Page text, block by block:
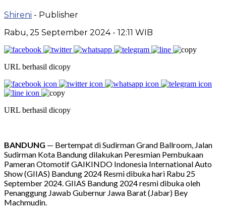
Shireni - Publisher
Rabu, 25 September 2024 - 12:11 WIB
URL berhasil dicopy
URL berhasil dicopy
BANDUNG — Bertempat di Sudirman Grand Ballroom, Jalan
Sudirman Kota Bandung dilakukan Peresmian Pembukaan
Pameran Otomotif GAIKINDO Indonesia International Auto
Show (GIIAS) Bandung 2024 Resmi dibuka hari Rabu 25
September 2024. GIIAS Bandung 2024 resmi dibuka oleh
Penanggung Jawab Gubernur Jawa Barat (Jabar) Bey
Machmudin.